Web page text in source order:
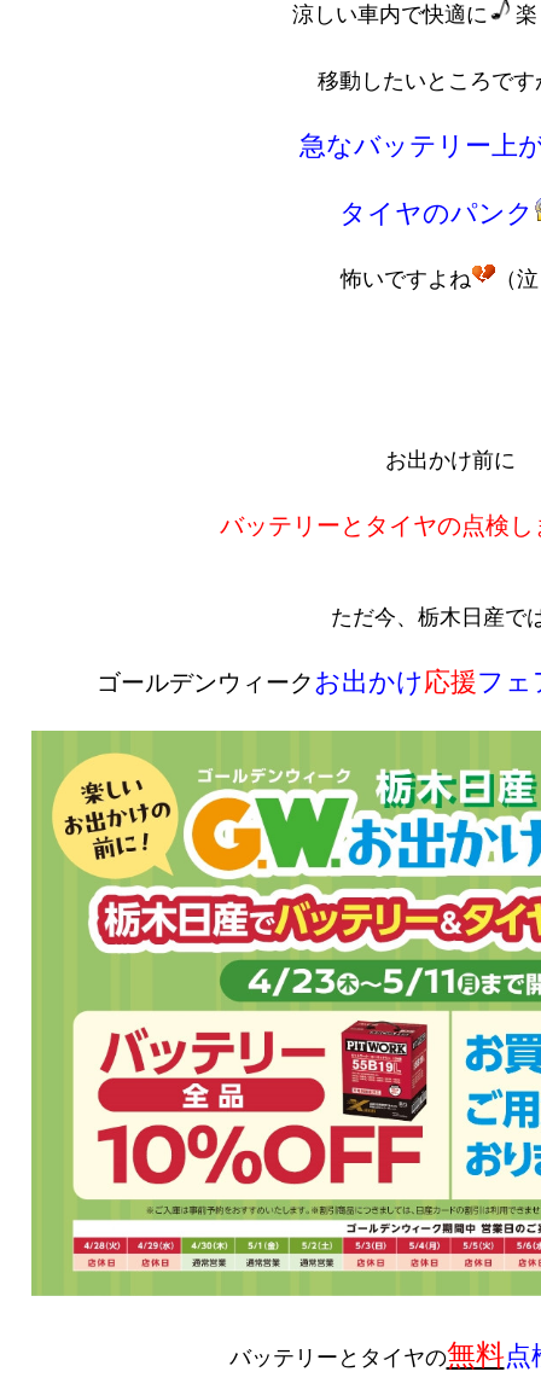
涼しい車内で快適に
移動したいところです
急なバッテリー上
タイヤのパンク
怖いですよね （
お出かけ前に
バッテリーとタイヤの点検し
ただ今、栃木日産で
ゴールデンウィーク お出かけ応援フェ
バッテリーとタイヤの無料点